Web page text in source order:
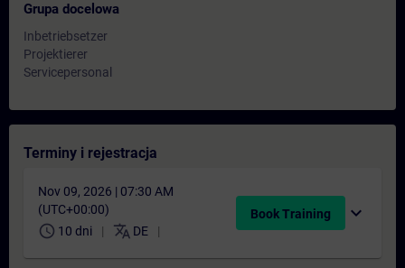
Grupa docelowa
Inbetriebsetzer
Projektierer
Servicepersonal
Terminy i rejestracja
Nov 09, 2026 | 07:30 AM
(UTC+00:00)
schedule 10 dni translate DE
Book Training expand_more